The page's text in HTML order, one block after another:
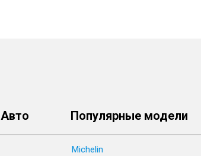
Авто Популярные модели
Michelin